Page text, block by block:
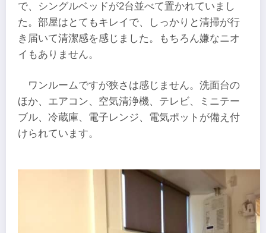
で、シングルベッドが2台並べて置かれていまし
た。部屋はとてもキレイで、しっかりと清掃が行
き届いて清潔感を感じました。もちろん嫌なニオ
イもありません。
ワンルームですが狭さは感じません。洗面台の
ほか、エアコン、空気清浄機、テレビ、ミニテー
ブル、冷蔵庫、電子レンジ、電気ポットが備え付
けられています。